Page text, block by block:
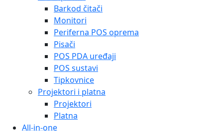
Barkod čitači
Monitori
Periferna POS oprema
Pisači
POS PDA uređaji
POS sustavi
Tipkovnice
Projektori i platna
Projektori
Platna
All-in-one